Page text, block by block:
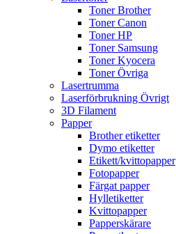
Toner Brother
Toner Canon
Toner HP
Toner Samsung
Toner Kyocera
Toner Övriga
Lasertrumma
Laserförbrukning Övrigt
3D Filament
Papper
Brother etiketter
Dymo etiketter
Etikett/kvittopapper
Fotopapper
Färgat papper
Hylletiketter
Kvittopapper
Papperskärare